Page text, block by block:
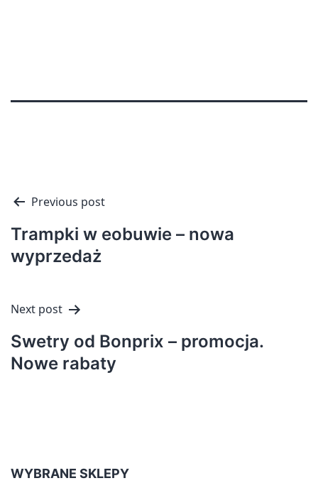
Nawigacja
wpisu
Previous post
Trampki w eobuwie – nowa
wyprzedaż
Next post
Swetry od Bonprix – promocja.
Nowe rabaty
WYBRANE SKLEPY